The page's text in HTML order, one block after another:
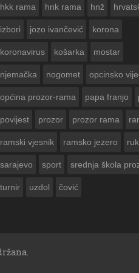
hkk rama hnk rama hnž
izbori jozo ivančević korona
koronavirus košarka mostar
njemačka nogomet opcinsko
općina prozor-rama papa franjo
povijest prozor prozor rama
ramski vjesnik ramsko jezero
sarajevo sport srednja škola
turnir uzdol čović